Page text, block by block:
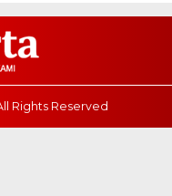
Rights Reserved